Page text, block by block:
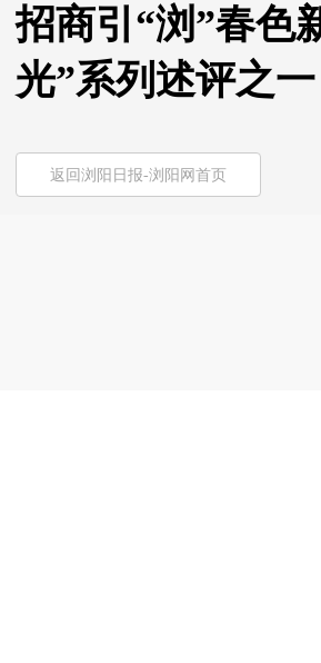
招商引“浏”春色
光”系列述评之一
返回浏阳日报-浏阳网首页